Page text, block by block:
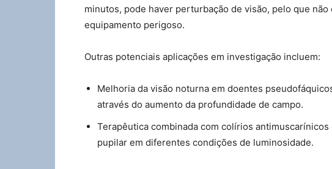
minutos, pode haver perturbação de visão, pelo que
equipamento perigoso.
Outras potenciais aplicações em investigação incluem:
Melhoria da visão noturna em doentes
através do aumento da profundidade de campo.
Terapêutica combinada com colírios
pupilar em diferentes condições de luminosidade.